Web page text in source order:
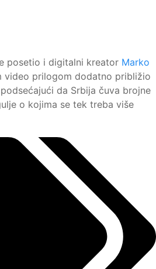
posetio i digitalni kreator Marko
video prilogom dodatno približio
da Srbija čuva brojne
o kojima se tek treba više